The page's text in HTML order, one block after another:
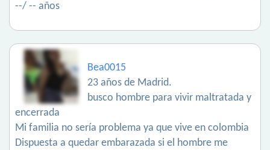
--/ -- años
Bea0015
23 años de Madrid.
busco hombre para vivir maltratada y
encerrada
Mi familia no sería problema ya que vive en colombia
Dispuesta a quedar embarazada si el hombre me